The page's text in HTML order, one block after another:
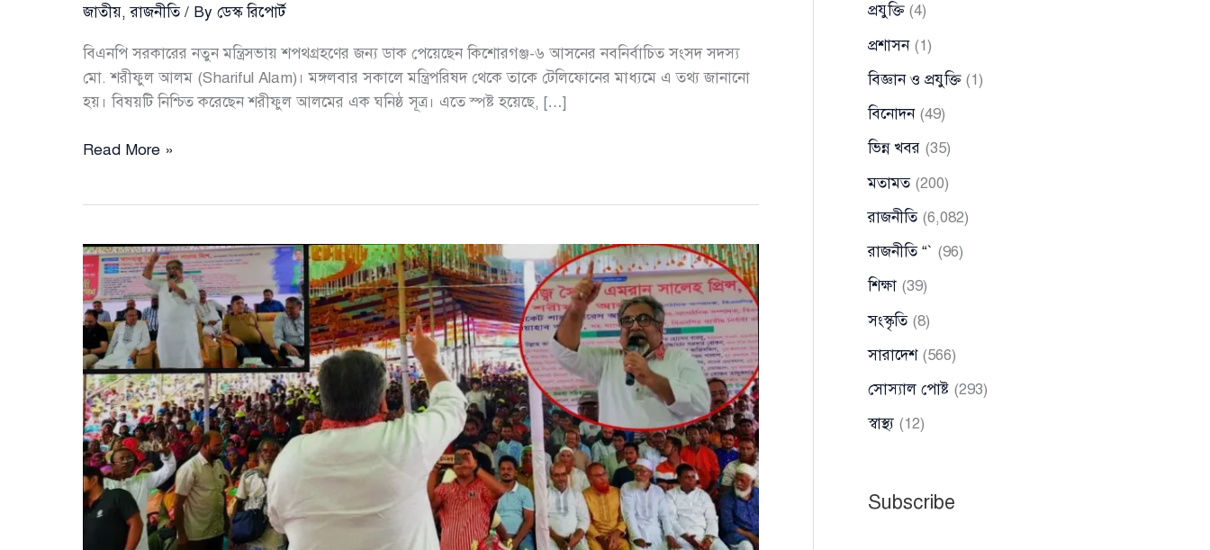
জাতীয়,রাজনীতি/ By ডেস্ক রিপোর্ট
বিএনপি সরকারের নতুন মন্ত্রিসভায় শপথগ্রহণের জন্য ডাক পেয়েছেন কিশোরগঞ্জ-৬ আসনের নবনির্বাচিত সংসদ সদস্য
মো. শরীফুল আলম (Shariful Alam)। মঙ্গলবার সকালে মন্ত্রিপরিষদ থেকে তাকে টেলিফোনের মাধ্যমে এ তথ্য জানানো
হয়। বিষয়টি নিশ্চিত করেছেন শরীফুল আলমের এক ঘনিষ্ঠ সূত্র। এতে স্পষ্ট হয়েছে, […]
মন্ত্রিসভায়
শরীফুল
আলম
Read More »
প্রযুক্তি(4)
প্রশাসন(1)
বিজ্ঞান ও প্রযুক্তি(1)
বিনোদন(49)
ভিন্ন খবর (35)
মতামত(200)
রাজনীতি(6,082)
রাজনীতি “` (96)
শিক্ষা (39)
সংস্কৃতি(8)
সারাদেশ(566)
সোস্যাল পোষ্ট (293)
স্বাস্থ্য (12)
Subscribe